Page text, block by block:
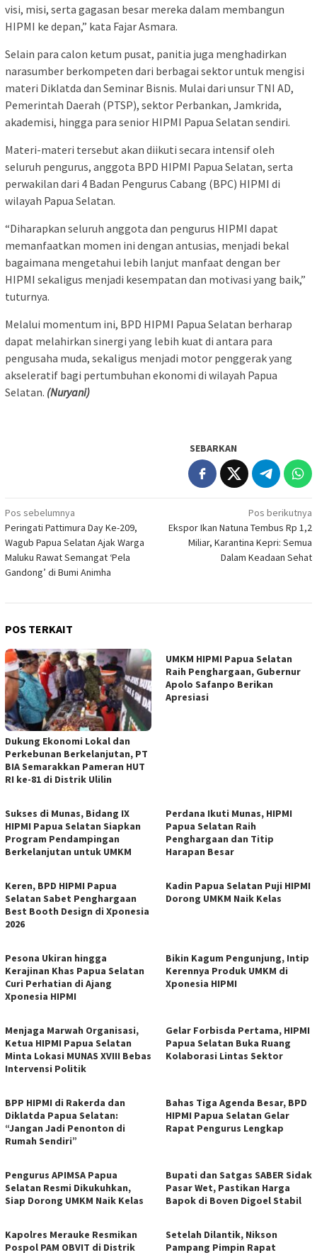
visi, misi, serta gagasan besar mereka dalam membangun
HIPMI ke depan,” kata Fajar Asmara.
​Selain para calon ketum pusat, panitia juga menghadirkan
narasumber berkompeten dari berbagai sektor untuk mengisi
materi Diklatda dan Seminar Bisnis. Mulai dari unsur TNI AD,
Pemerintah Daerah (PTSP), sektor Perbankan, Jamkrida,
akademisi, hingga para senior HIPMI Papua Selatan sendiri.
​Materi-materi tersebut akan diikuti secara intensif oleh
seluruh pengurus, anggota BPD HIPMI Papua Selatan, serta
perwakilan dari 4 Badan Pengurus Cabang (BPC) HIPMI di
wilayah Papua Selatan.
“Diharapkan seluruh anggota dan pengurus HIPMI dapat
memanfaatkan momen ini dengan antusias, menjadi bekal
bagaimana mengetahui lebih lanjut manfaat dengan ber
HIPMI sekaligus menjadi kesempatan dan motivasi yang baik,”
tuturnya.
​Melalui momentum ini, BPD HIPMI Papua Selatan berharap
dapat melahirkan sinergi yang lebih kuat di antara para
pengusaha muda, sekaligus menjadi motor penggerak yang
akseleratif bagi pertumbuhan ekonomi di wilayah Papua
Selatan. (Nuryani)
SEBARKAN
Navigasi
pos
Pos sebelumnya
Peringati Pattimura Day Ke-209,
Wagub Papua Selatan Ajak Warga
Maluku Rawat Semangat ‘Pela
Gandong’ di Bumi Animha
Pos berikutnya
Ekspor Ikan Natuna Tembus Rp 1,2
Miliar, Karantina Kepri: Semua
Dalam Keadaan Sehat
POS TERKAIT
Dukung Ekonomi Lokal dan
Perkebunan Berkelanjutan, PT
BIA Semarakkan Pameran HUT
RI ke-81 di Distrik Ulilin
UMKM HIPMI Papua Selatan
Raih Penghargaan, Gubernur
Apolo Safanpo Berikan
Apresiasi
Sukses di Munas, Bidang IX
HIPMI Papua Selatan Siapkan
Program Pendampingan
Berkelanjutan untuk UMKM
Perdana Ikuti Munas, HIPMI
Papua Selatan Raih
Penghargaan dan Titip
Harapan Besar
Keren, BPD HIPMI Papua
Selatan Sabet Penghargaan
Best Booth Design di Xponesia
2026
Kadin Papua Selatan Puji HIPMI
Dorong UMKM Naik Kelas
Pesona Ukiran hingga
Kerajinan Khas Papua Selatan
Curi Perhatian di Ajang
Xponesia HIPMI
Bikin Kagum Pengunjung, Intip
Kerennya Produk UMKM di
Xponesia HIPMI
Menjaga Marwah Organisasi,
Ketua HIPMI Papua Selatan
Minta Lokasi MUNAS XVIII Bebas
Intervensi Politik
Gelar Forbisda Pertama, HIPMI
Papua Selatan Buka Ruang
Kolaborasi Lintas Sektor
BPP HIPMI di Rakerda dan
Diklatda Papua Selatan:
“Jangan Jadi Penonton di
Rumah Sendiri”
Bahas Tiga Agenda Besar, BPD
HIPMI Papua Selatan Gelar
Rapat Pengurus Lengkap
Pengurus APIMSA Papua
Selatan Resmi Dikukuhkan,
Siap Dorong UMKM Naik Kelas
Bupati dan Satgas SABER Sidak
Pasar Wet, Pastikan Harga
Bapok di Boven Digoel Stabil
Kapolres Merauke Resmikan
Pospol PAM OBVIT di Distrik
Setelah Dilantik, Nikson
Pampang Pimpin Rapat